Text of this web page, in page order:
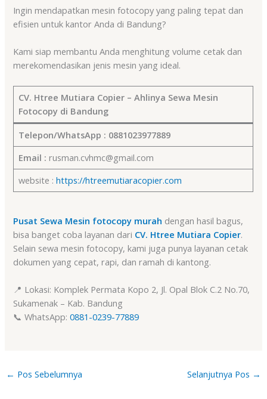
Ingin mendapatkan mesin fotocopy yang paling tepat dan
efisien untuk kantor Anda di Bandung?
Kami siap membantu Anda menghitung volume cetak dan
merekomendasikan jenis mesin yang ideal.
CV. Htree Mutiara Copier – Ahlinya Sewa Mesin
Fotocopy di Bandung
Telepon/WhatsApp : 0881023977889
Email : rusman.cvhmc@gmail.com
website : https://htreemutiaracopier.com
Pusat Sewa Mesin fotocopy murah dengan hasil bagus,
bisa banget coba layanan dari CV. Htree Mutiara Copier.
Selain sewa mesin fotocopy, kami juga punya layanan cetak
dokumen yang cepat, rapi, dan ramah di kantong.
📍 Lokasi: Komplek Permata Kopo 2, Jl. Opal Blok C.2 No.70,
Sukamenak – Kab. Bandung
📞 WhatsApp:0881-0239-77889
← Pos Sebelumnya Selanjutnya Pos →